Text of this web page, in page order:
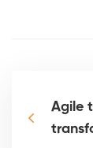
Agile